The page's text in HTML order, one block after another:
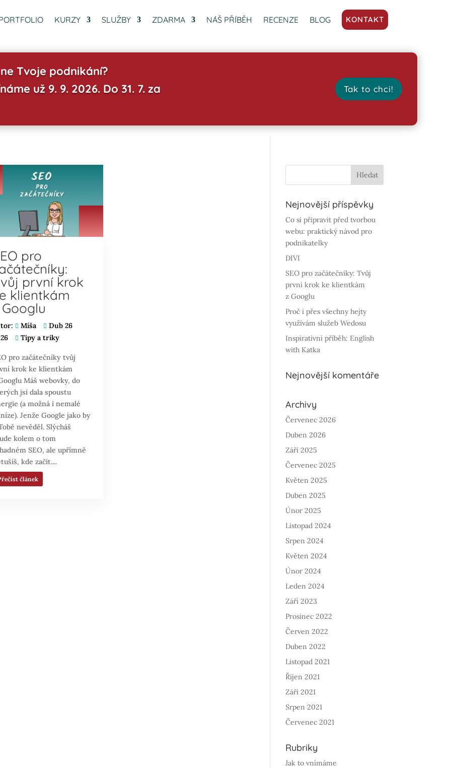
KURZY SLUŽBY ZDARMA NÁŠ PŘÍBĚH RECENZE BLOG KONTAKT
Tvoje podnikání?
už 9. 9. 2026. Do 31. 7. za
Tak to chci!
pro
první krok
klientkám
Míša
Dub 26
Tipy a triky
pro začátečníky tvůj
krok ke klientkám
Máš webovky, do
jsi dala spoustu
(a možná i nemalé
Jenže Google jako by
nevěděl. Slýcháš
kolem o tom
SEO, ale upřímně
kde začít....
článek
Nejnovější příspěvky
Co si připravit před tvorbou
webu: praktický návod pro
podnikatelky
DIVI
SEO pro začátečníky: Tvůj
první krok ke klientkám
z Googlu
Proč i přes všechny hejty
využívám služeb Wedosu
Inspirativní příběh: English
with Katka
Nejnovější komentáře
Archivy
Červenec 2026
Duben 2026
Září 2025
Červenec 2025
Květen 2025
Duben 2025
Únor 2025
Listopad 2024
Srpen 2024
Květen 2024
Únor 2024
Leden 2024
Září 2023
Prosinec 2022
Červen 2022
Duben 2022
Listopad 2021
Říjen 2021
Září 2021
Srpen 2021
Červenec 2021
Rubriky
Jak to vnímáme